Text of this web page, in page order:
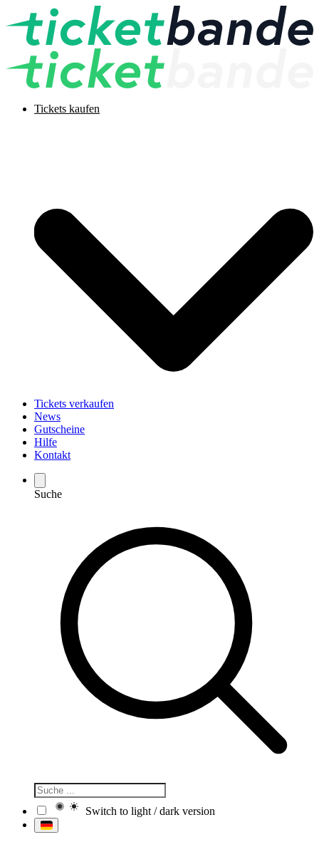
Tickets kaufen
Tickets verkaufen
News
Gutscheine
Hilfe
Kontakt
Suche
Switch to light / dark version